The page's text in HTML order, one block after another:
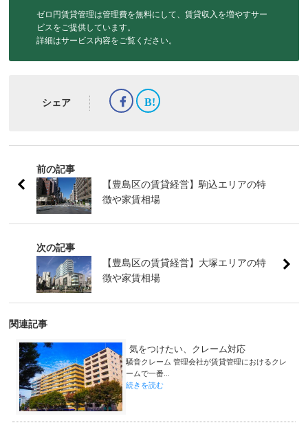
ゼロ円賃貸管理は管理費を無料にして、賃貸収入を増やすサー
ビスをご提供しています。
詳細はサービス内容をご覧ください。
シェア
前の記事
【豊島区の賃貸経営】駒込エリアの特
徴や家賃相場
次の記事
【豊島区の賃貸経営】大塚エリアの特
徴や家賃相場
関連記事
気をつけたい、クレーム対応
騒音クレーム 管理会社が賃貸管理におけるクレ
ームで一番...
続きを読む